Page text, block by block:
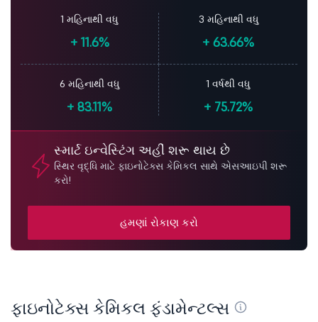
1 મહિનાથી વધુ
+11.6%
3 મહિનાથી વધુ
+ 63.66%
6 મહિનાથી વધુ
+ 83.11%
1 વર્ષથી વધુ
+ 75.72%
સ્માર્ટ ઇન્વેસ્ટિંગ અહીં શરૂ થાય છે
સ્થિર વૃદ્ધિ માટે ફાઇનોટેક્સ કેમિકલ સાથે એસઆઇપી શરૂ
કરો!
હમણાં રોકાણ કરો
ફાઇનોટેક્સ કેમિકલ ફંડામેન્ટલ્સ